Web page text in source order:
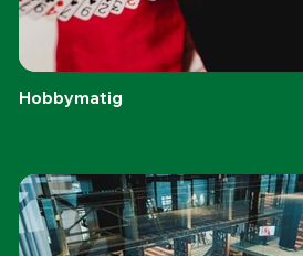
Hobbymatig